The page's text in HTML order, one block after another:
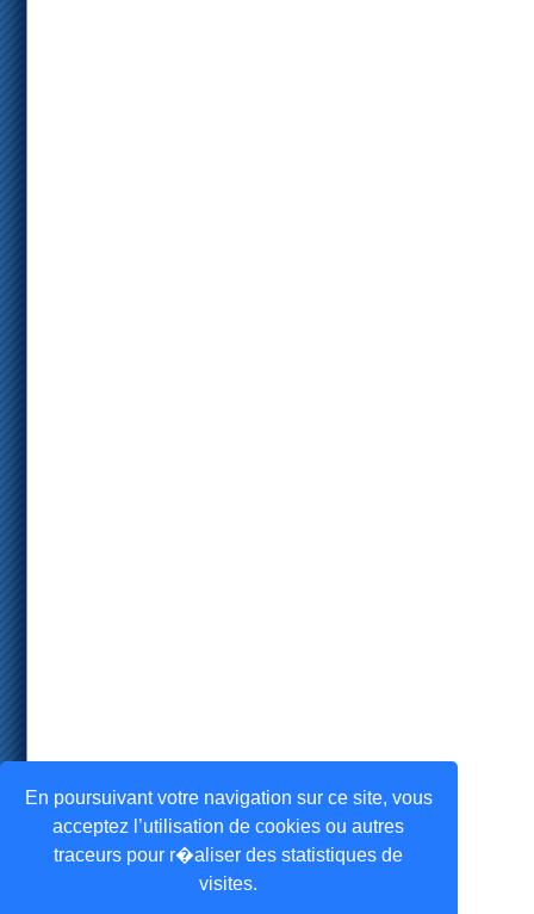
En poursuivant votre navigation sur ce site, vous
acceptez l’utilisation de cookies ou autres
traceurs pour r�aliser des statistiques de
visites.